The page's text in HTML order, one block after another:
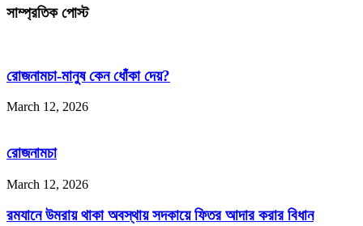
সাম্প্রতিক পোস্ট
রোজনামচা-মানুষ কেন ধোঁকা দেয়?
March 12, 2026
রোজনামচা
March 12, 2026
রমযানে উমরায় থাকা অবস্থায় সদকায়ে ফিতর আদার করার বিধান